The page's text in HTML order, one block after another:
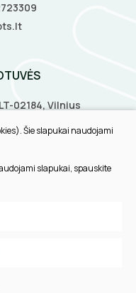
02184, Vilnius
Kaunas
Klaipėda
Šie slapukai naudojami
slapukai, spauskite